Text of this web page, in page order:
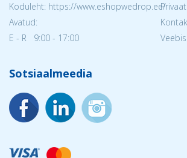
Koduleht: https://www.eshopwedrop.ee/
Avatud:
E - R 9:00 - 17:00
Sotsiaalmeedia